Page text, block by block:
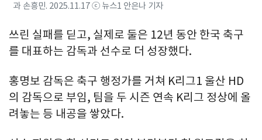
과 손흥민. 2025.11.17 ⓒ 뉴스1 안은나 기자
쓰린 실패를 딛고, 실제로 둘은 12년 동안 한국 축구
를 대표하는 감독과 선수로 더 성장했다.
홍명보 감독은 축구 행정가를 거쳐 K리그1 울산 HD
의 감독으로 부임, 팀을 두 시즌 연속 K리그 정상에 올
려놓는 등 내공을 쌓았다.